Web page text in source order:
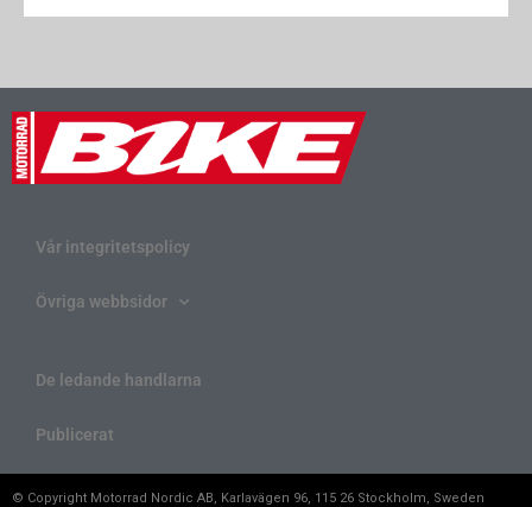
Vår integritetspolicy
Övriga webbsidor
De ledande handlarna
Publicerat
© Copyright Motorrad Nordic AB, Karlavägen 96, 115 26 Stockholm, Sweden